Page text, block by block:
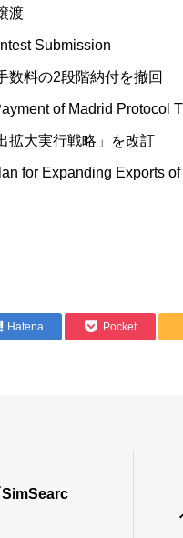
渡
Submission
料の2段階納付を撤回
of Madrid Protocol
拡大実行戦略」を改訂
for Expanding Exports
Hatena Pocket
SimSearc